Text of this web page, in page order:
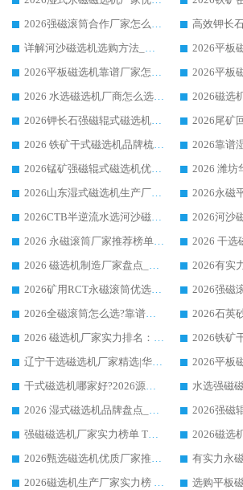
2026强磁滚筒合作厂家怎么选-华体会手机网页版-华体会(中国) 行业优质供应商参考指南
详解河沙磁选机选购方法_除铁器品牌及华体会手机网页版-华体会(中国) 企业解析
2026平板磁选机靠谱厂家怎么选？华体会手机网页版-华体会(中国) 凭硬实力甄选合作品牌
2026 水选磁选机厂商怎么选 潍坊华体会手机网页版-华体会(中国) 技术实力强
2026钾长石强磁辊式磁选机厂家推荐_华体会手机网页版-华体会(中国) 强磁磁选机价格
2026 铁矿干式磁选机品牌梳理 华体会手机网页版-华体会(中国) 厂家甄选要点
2026锰矿强磁辊式磁选机优选品牌_华体会手机网页版-华体会(中国) 专业厂家值得选择
2026山东湿式磁选机生产厂家推荐：华体会手机网页版-华体会(中国) ，深耕磁电领域十余载
2026CTB半逆流水选河沙磁选机哪家好_华体会手机网页版-华体会(中国) _值得信赖
2026 永磁滚筒厂家推荐榜单：技术与实力双驱，华体会手机网页版-华体会(中国) 表现突出
2026 磁选机制造厂家盘点_华体会手机网页版-华体会(中国) _综合实力剖析
2026矿用RCT永磁滚筒优选厂家_华体会手机网页版-华体会(中国) 领衔靠谱品牌盘点
2026全磁滚筒怎么选?靠谱厂家推荐，口碑之选华体会手机网页版-华体会(中国)
2026 磁选机厂家实力排名：技术与实力双轮驱动，华体会手机网页版-华体会(中国) 领跑
辽宁干选磁选机厂家精选|华体会手机网页版-华体会(中国) 硬核实力领跑行业标杆
干式磁选机哪家好?2026源头厂家推荐_华体会手机网页版-华体会(中国) 强磁磁选机生产厂家
2026 湿式磁选机品牌盘点_华体会手机网页版-华体会(中国) _内行认可的靠谱厂家
强磁磁选机厂家实力榜单 TOP3：华体会手机网页版-华体会(中国) 稳居前列
2026甄选磁选机优质厂家推荐：潍坊华体会手机网页版-华体会(中国) ，凭实力稳居行业前列
2026磁选机生产厂家实力榜 TOP1：华体会手机网页版-华体会(中国) 凭什么成为行业喜欢选?